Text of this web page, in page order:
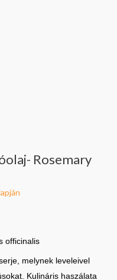
Rosemary
officinalis
melynek leveleivel
Kulináris haszálata